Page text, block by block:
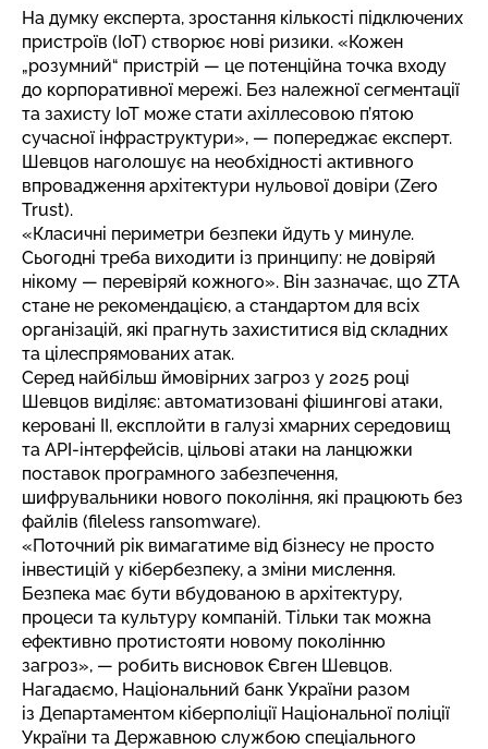
На думку експерта, зростання кількості підключених
пристроїв (IoT) створює нові ризики. «Кожен
„розумний“ пристрій — це потенційна точка входу
до корпоративної мережі. Без належної сегментації
та захисту IoT може стати ахіллесовою п’ятою
сучасної інфраструктури», — попереджає експерт.
Шевцов наголошує на необхідності активного
впровадження архітектури нульової довіри (Zero
Trust).
«Класичні периметри безпеки йдуть у минуле.
Сьогодні треба виходити із принципу: не довіряй
нікому — перевіряй кожного». Він зазначає, що ZTA
стане не рекомендацією, а стандартом для всіх
організацій, які прагнуть захиститися від складних
та цілеспрямованих атак.
Серед найбільш ймовірних загроз у 2025 році
Шевцов виділяє: автоматизовані фішингові атаки,
керовані ІІ, експлойти в галузі хмарних середовищ
та API-інтерфейсів, цільові атаки на ланцюжки
поставок програмного забезпечення,
шифрувальники нового покоління, які працюють без
файлів (fileless ransomware).
«Поточний рік вимагатиме від бізнесу не просто
інвестицій у кібербезпеку, а зміни мислення.
Безпека має бути вбудованою в архітектуру,
процеси та культуру компаній. Тільки так можна
ефективно протистояти новому поколінню
загроз», — робить висновок Євген Шевцов.
Нагадаємо, Національний банк України разом
із Департаментом кіберполіції Національної поліції
України та Державною службою спеціального